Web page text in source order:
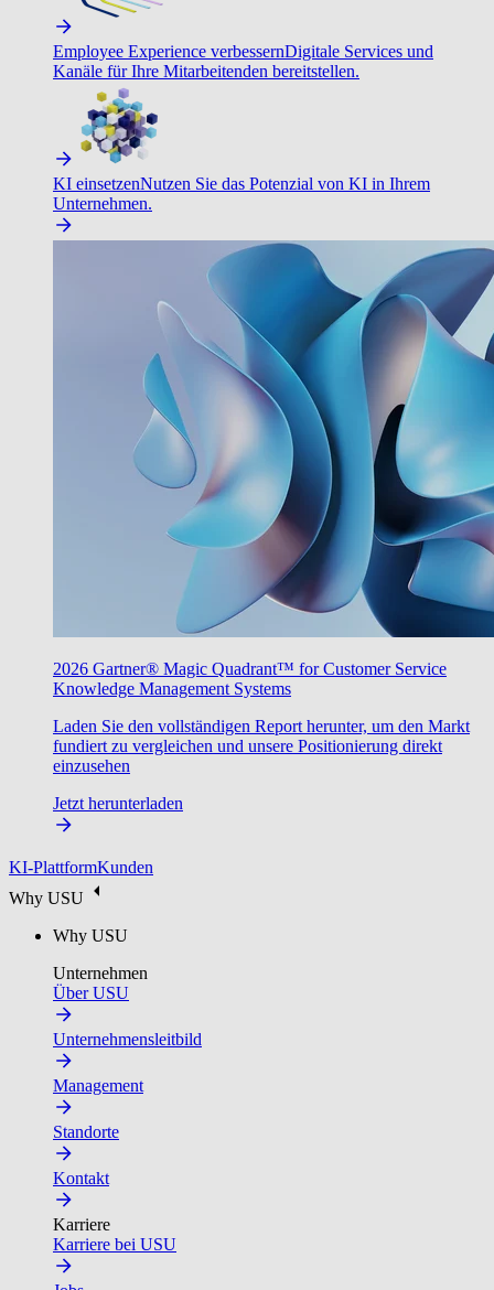
Employee Experience verbessernDigitale Services und
Kanäle für Ihre Mitarbeitenden bereitstellen.
KI einsetzenNutzen Sie das Potenzial von KI in Ihrem
Unternehmen.
2026 Gartner® Magic Quadrant™ for Customer Service
Knowledge Management Systems
Laden Sie den vollständigen Report herunter, um den Markt
fundiert zu vergleichen und unsere Positionierung direkt
einzusehen
Jetzt herunterladen
KI-PlattformKunden
Why USU
Why USU
Unternehmen
Über USU
Unternehmensleitbild
Management
Standorte
Kontakt
Karriere
Karriere bei USU